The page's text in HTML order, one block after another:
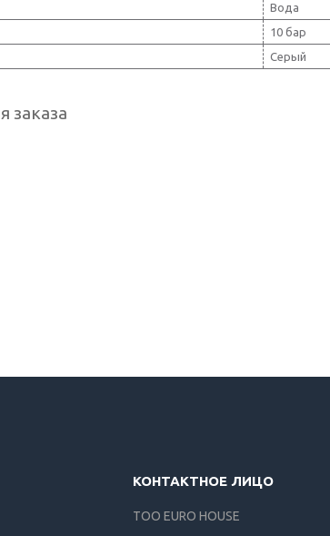
Вода
10 бар
Серый
заказа
ТОО EURO HOUSE